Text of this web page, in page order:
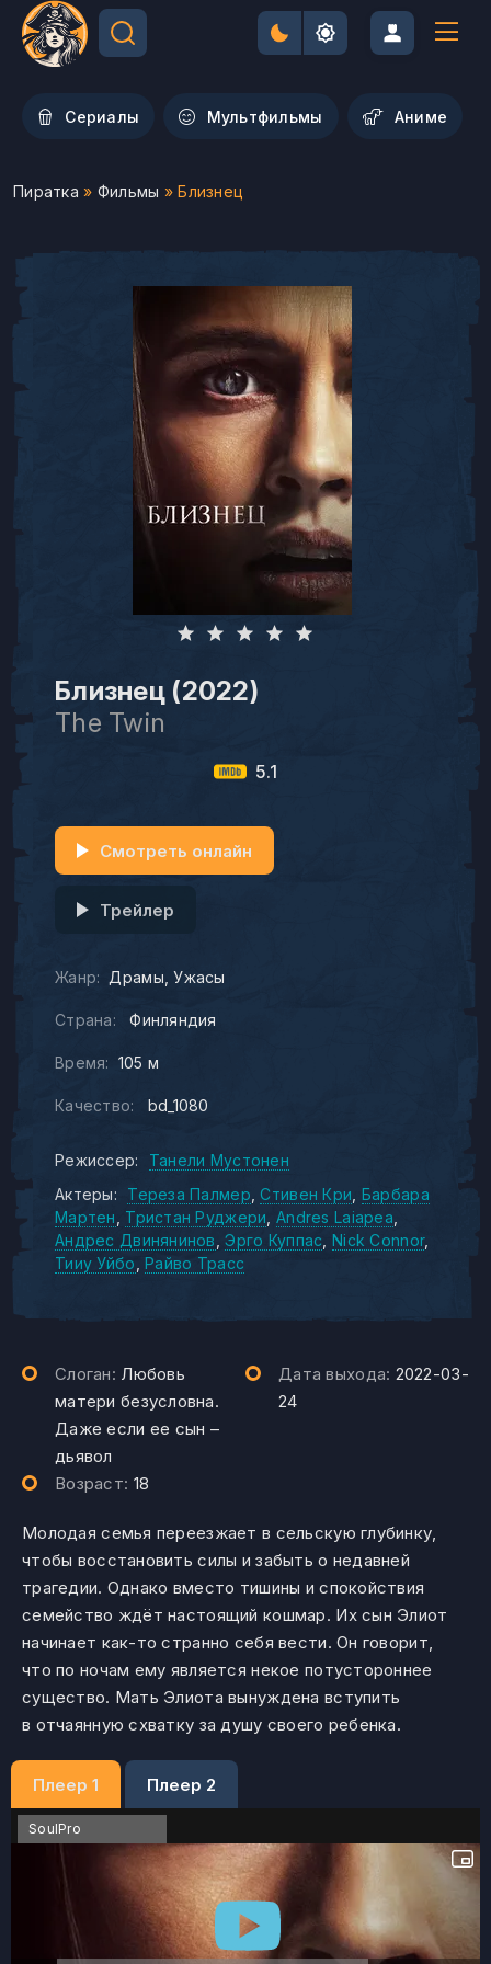
Сериалы Мультфильмы Aниме
Пиратка » Фильмы » Близнец
Близнец (2022)
The Twin
5.1
Жанр: Драмы Ужасы
Страна: Финляндия
Время: 105 м
Качество: bd_1080
Смотреть онлайн
Трейлер
Режиссер:
Танели Мустонен
Актеры:
Тереза Палмер Стивен Кри Барбара
Мартен
Тристан Руджери Andres Laiapea
Андрес Двинянинов
Эрго Куппас Nick Connor
Тииу Уйбо Райво Трасс
Слоган: Любовь
матери безусловна.
Даже если ее сын –
дьявол
Дата выхода: 2022-03-
24
Возраст: 18
Молодая семья переезжает в сельскую глубинку,
чтобы восстановить силы и забыть о недавней
трагедии. Однако вместо тишины и спокойствия
семейство ждёт настоящий кошмар. Их сын Элиот
начинает как-то странно себя вести. Он говорит,
что по ночам ему является некое потустороннее
существо. Мать Элиота вынуждена вступить
в отчаянную схватку за душу своего ребенка.
Плеер 1 Плеер 2
SoulPro